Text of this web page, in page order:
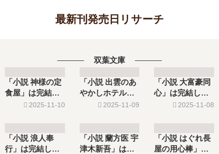
最新刊発売日リサーチ
双葉文庫
「小説 神様の定
食屋」は完結し
た？最新刊6巻の
2025-11-10
「小説 出雲のあ
やかしホテルに
就職します」は
はいつ？
2025-11-09
「小説 大富豪同
心」は完結し
た？最新刊32巻
2025-11-08
「小説 浪人奉
行」は完結し
「小説 蘭方医 宇
津木新吾」は完
「小説 はぐれ長
屋の用心棒」は